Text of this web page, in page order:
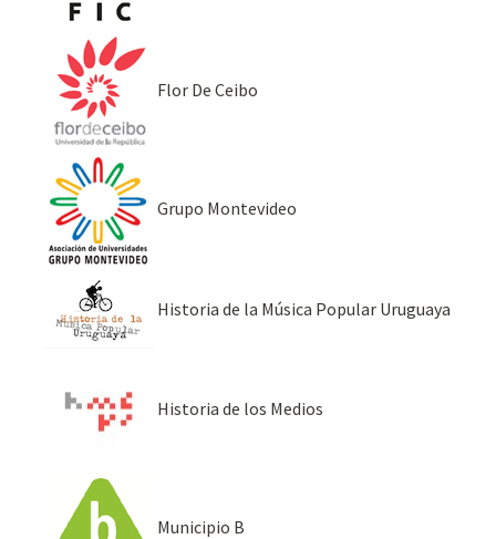
Flor De Ceibo
Grupo Montevideo
Historia de la Música Popular Uruguaya
Historia de los Medios
Municipio B